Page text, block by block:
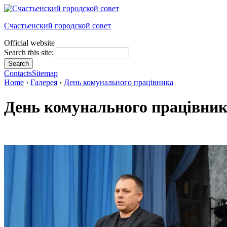
Счастьенский городской совет
Official website
Search this site:
ContactsSitemap
Home › Галерея › День комунального працівника
День комунального